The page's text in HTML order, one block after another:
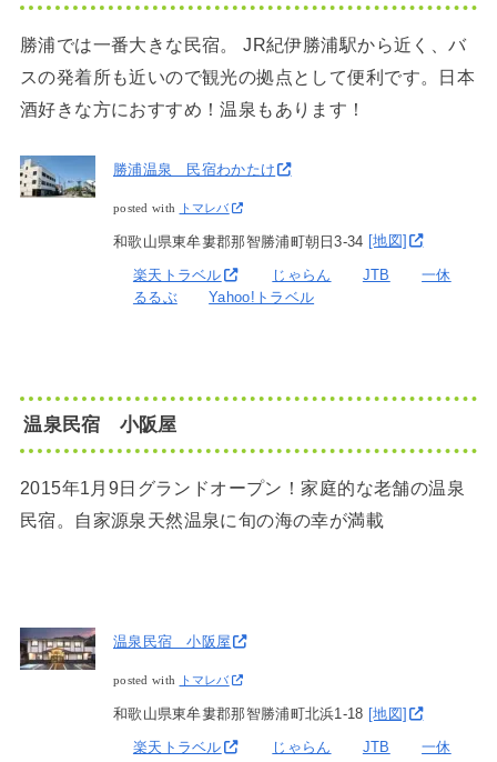
勝浦では一番大きな民宿。 JR紀伊勝浦駅から近く、バ
スの発着所も近いので観光の拠点として便利です。日本
酒好きな方におすすめ！温泉もあります！
勝浦温泉 民宿わかたけ
posted with トマレバ
和歌山県東牟婁郡那智勝浦町朝日3-34 [地図]
楽天トラベル じゃらん JTB
一休
るるぶ
Yahoo!トラベル
温泉民宿 小阪屋
2015年1月9日グランドオープン！家庭的な老舗の温泉
民宿。自家源泉天然温泉に旬の海の幸が満載
温泉民宿 小阪屋
posted with トマレバ
和歌山県東牟婁郡那智勝浦町北浜1-18 [地図]
楽天トラベル じゃらん JTB
一休